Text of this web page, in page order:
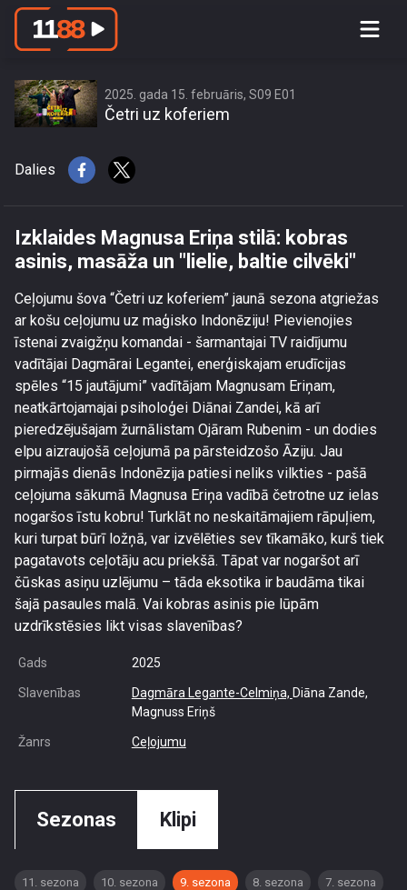
Izklaides Magnusa Eriņa stilā: kobras
2025. gada 15. februāris, S09 E01
Četri uz koferiem
Dalies
Izklaides Magnusa Eriņa stilā: kobras
asinis, masāža un "lielie, baltie cilvēki"
Ceļojumu šova “Četri uz koferiem” jaunā sezona atgriežas
ar košu ceļojumu uz maģisko Indonēziju! Pievienojies
īstenai zvaigžņu komandai - šarmantajai TV raidījumu
vadītājai Dagmārai Legantei, enerģiskajam erudīcijas
spēles “15 jautājumi” vadītājam Magnusam Eriņam,
neatkārtojamajai psiholoģei Diānai Zandei, kā arī
pieredzējušajam žurnālistam Ojāram Rubenim - un dodies
elpu aizraujošā ceļojumā pa pārsteidzošo Āziju. Jau
pirmajās dienās Indonēzija patiesi neliks vilkties - pašā
ceļojuma sākumā Magnusa Eriņa vadībā četrotne uz ielas
nogaršos īstu kobru! Turklāt no neskaitāmajiem rāpuļiem,
kuri turpat būrī ložņā, var izvēlēties sev tīkamāko, kurš tiek
pagatavots ceļotāju acu priekšā. Tāpat var nogaršot arī
čūskas asiņu uzlējumu – tāda eksotika ir baudāma tikai
šajā pasaules malā. Vai kobras asinis pie lūpām
uzdrīkstēsies likt visas slavenības?
Gads 2025
Slavenības Dagmāra Legante-Celmiņa, Diāna Zande,
Magnuss Eriņš
Žanrs Ceļojumu
Sezonas Klipi
11. sezona 10. sezona 9. sezona 8. sezona 7. sezona